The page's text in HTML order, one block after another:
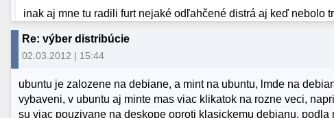
inak aj mne tu radili furt nejaké odľahčené distrá aj keď nebolo
Re: výber distribúcie
02.03.2012 | 15:44
ubuntu je zalozene na debiane, a mint na ubuntu, lmde na
vybaveni, v ubuntu aj minte mas viac klikatok na rozne veci,
su viac pouzivane na deskope oproti klasickemu debianu,